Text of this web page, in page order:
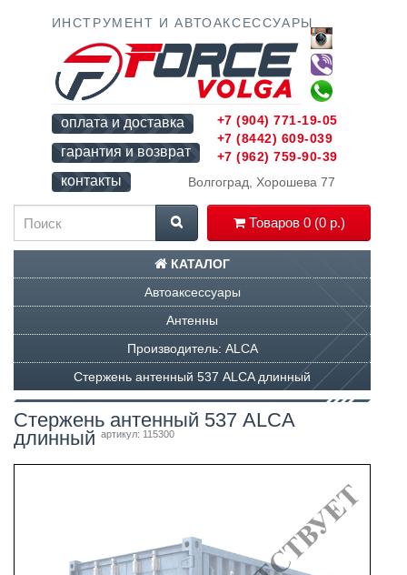
ИНСТРУМЕНТ И АВТОАКСЕССУАРЫ
оплата и доставка
гарантия и возврат
контакты
Волгоград, Хорошева 77
Товаров 0 (0 р.)
+7 (904) 771-19-05
+7 (8442) 609-039
+7 (962) 759-90-39
КАТАЛОГ
Автоаксессуары
Антенны
Производитель: ALCA
Стержень антенный 537 ALCA длинный
Стержень антенный 537 ALCA
длинный артикул: 115300